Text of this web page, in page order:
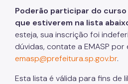
Laboratório de Inovação - Lab11
Notícias
Colegiado das Escolas de
Poderão participar do curso
que estiverem na lista
esteja, sua inscrição foi
dúvidas, contate a EMASP por
emasp@prefeitura.sp.gov.br.
Esta lista é válida para fins de